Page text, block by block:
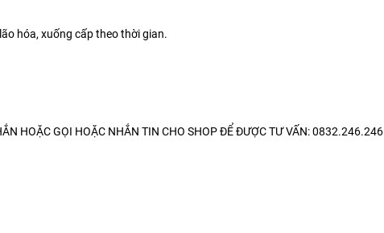
hóa, xuống cấp theo thời gian.
HOẶC GỌI HOẶC NHẮN TIN CHO SHOP ĐỂ ĐƯỢC TƯ VẤN: 0832.246.246